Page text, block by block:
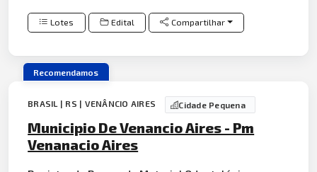
Lotes Edital Compartilhar
Recomendamos
BRASIL | RS | VENÂNCIO AIRES Cidade Pequena
Municipio De Venancio Aires - Pm
Venanacio Aires